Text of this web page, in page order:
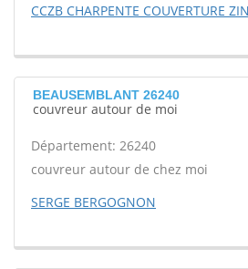
CCZB CHARPENTE COUVERTURE
BEAUSEMBLANT 26240
couvreur autour de moi
Département: 26240
couvreur autour de chez moi
SERGE BERGOGNON